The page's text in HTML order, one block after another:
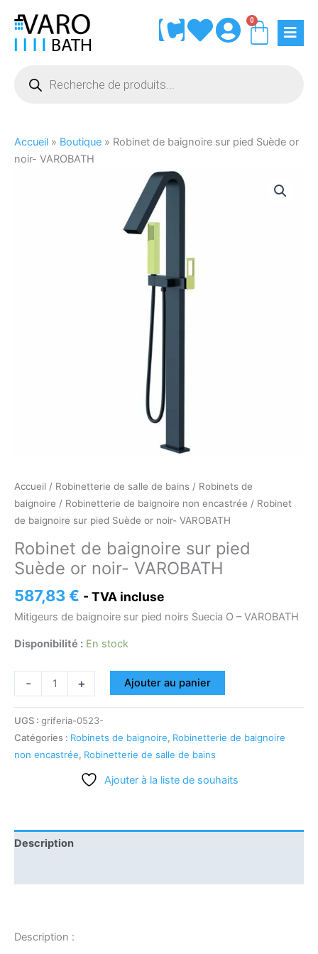
contenu
0
produits
Accueil » Boutique » Robinet de baignoire sur pied Suède or
noir- VAROBATH
Accueil / Robinetterie de salle de bains / Robinets de
baignoire / Robinetterie de baignoire non encastrée / Robinet
de baignoire sur pied Suède or noir- VAROBATH
Robinet de baignoire sur pied
Suède or noir- VAROBATH
587,83€ - TVA incluse
Mitigeurs de baignoire sur pied noirs Suecia O – VAROBATH
Disponibilité : En stock
- + Ajouter au panier
UGS : griferia-0523-
Catégories : Robinets de baignoire, Robinetterie de baignoire
non encastrée, Robinetterie de salle de bains
Ajouter à la liste de souhaits
Description
Description :